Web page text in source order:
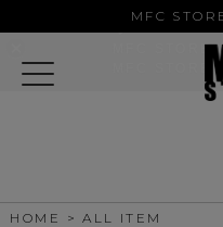
MFC
HOME
ALL ITEM
MFC STORE
MFC STORE/
Google Play